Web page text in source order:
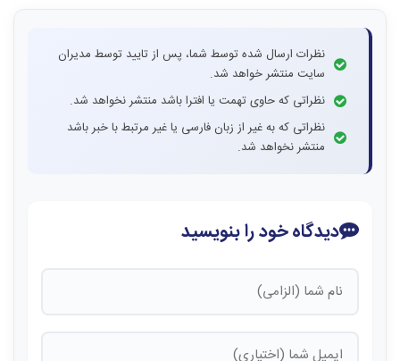
نظرات ارسال شده توسط شما، پس از تایید توسط مدیران
سایت منتشر خواهد شد.
نظراتی که حاوی تهمت یا افترا باشد منتشر نخواهد شد.
نظراتی که به غیر از زبان فارسی یا غیر مرتبط با خبر باشد
منتشر نخواهد شد.
دیدگاه خود را بنویسید